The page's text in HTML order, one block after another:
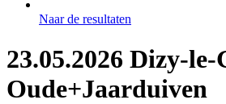
Naar de resultaten
23.05.2026 Dizy-le-
Oude+Jaarduiven